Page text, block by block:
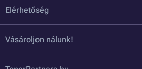
Elérhetőség
Vásároljon nálunk!